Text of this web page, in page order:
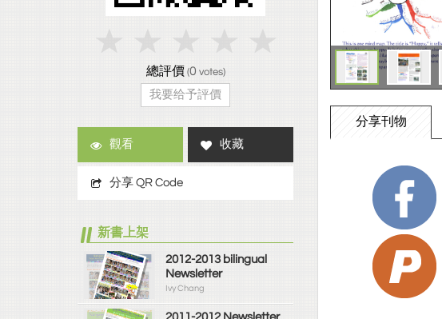
分享刊物
總評價 (0 votes)
我要给予評價
觀看 收藏
分享 QR Code
新書上架
2012-2013 bilingual
Newsletter
Ivy Chang